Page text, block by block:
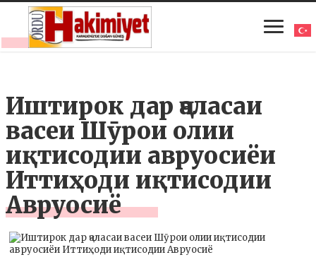
Иштирок дар ҷаласаи
васеи Шӯрои олии
иқтисодии авруосиёи
Иттиҳоди иқтисодии
Авруосиё